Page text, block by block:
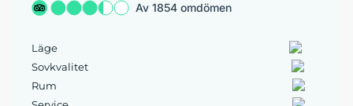
Av 1854 omdömen
Läge
Sovkvalitet
Rum